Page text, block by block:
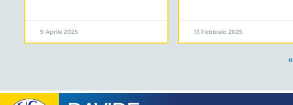
9 Aprile 2025 13 Febbraio 2025
«